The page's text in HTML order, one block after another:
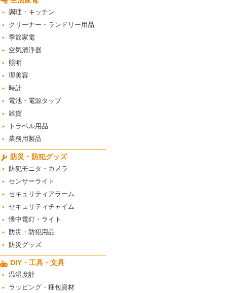
調理・キッチン
クリーナー・ランドリー用品
季節家電
空気清浄器
照明
理美容
時計
電池・電源タップ
雑貨
トラベル用品
業務用製品
防災・防犯グッズ
防犯モニタ・カメラ
センサーライト
セキュリティアラーム
セキュリティチャイム
懐中電灯・ライト
防災・防犯用品
防災グッズ
DIY・工具・文具
温湿度計
ラッピング・梱包資材